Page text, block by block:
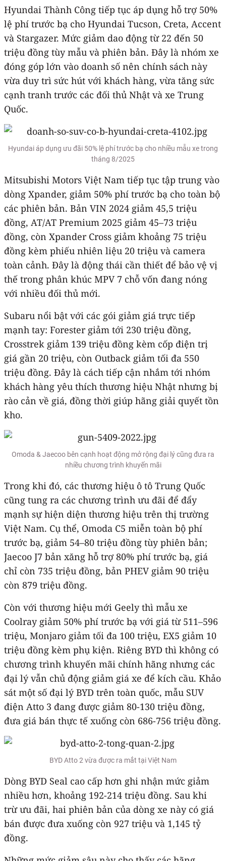
Hyundai Thành Công tiếp tục áp dụng hỗ trợ 50%
lệ phí trước bạ cho Hyundai Tucson, Creta, Accent
và Stargazer. Mức giảm dao động từ 22 đến 50
triệu đồng tùy mẫu và phiên bản. Đây là nhóm xe
đóng góp lớn vào doanh số nên chính sách này
vừa duy trì sức hút với khách hàng, vừa tăng sức
cạnh tranh trước các đối thủ Nhật và xe Trung
Quốc.
Hyundai áp dụng ưu đãi 50% lệ phí trước bạ cho nhiều mẫu xe trong
tháng 8/2025
Mitsubishi Motors Việt Nam tiếp tục tập trung vào
dòng Xpander, giảm 50% phí trước bạ cho toàn bộ
các phiên bản. Bản VIN 2024 giảm 45,5 triệu
đồng, AT/AT Premium 2025 giảm 45–73 triệu
đồng, còn Xpander Cross giảm khoảng 75 triệu
đồng kèm phiếu nhiên liệu 20 triệu và camera
toàn cảnh. Đây là động thái cần thiết để bảo vệ vị
thế trong phân khúc MPV 7 chỗ vốn đang nóng
với nhiều đối thủ mới.
Subaru nổi bật với các gói giảm giá trực tiếp
mạnh tay: Forester giảm tới 230 triệu đồng,
Crosstrek giảm 139 triệu đồng kèm cốp điện trị
giá gần 20 triệu, còn Outback giảm tối đa 550
triệu đồng. Đây là cách tiếp cận nhắm tới nhóm
khách hàng yêu thích thương hiệu Nhật nhưng bị
rào cản về giá, đồng thời giúp hãng giải quyết tồn
kho.
Omoda & Jaecoo bên cạnh hoạt động mở rộng đại lý cũng đưa ra
nhiều chương trình khuyến mãi
Trong khi đó, các thương hiệu ô tô Trung Quốc
cũng tung ra các chương trình ưu đãi để đẩy
mạnh sự hiện diện thương hiệu trên thị trường
Việt Nam. Cụ thể, Omoda C5 miễn toàn bộ phí
trước bạ, giảm 54–80 triệu đồng tùy phiên bản;
Jaecoo J7 bản xăng hỗ trợ 80% phí trước bạ, giá
chỉ còn 735 triệu đồng, bản PHEV giảm 90 triệu
còn 879 triệu đồng.
Còn với thương hiệu mới Geely thì mẫu xe
Coolray giảm 50% phí trước bạ với giá từ 511–596
triệu, Monjaro giảm tối đa 100 triệu, EX5 giảm 10
triệu đồng kèm phụ kiện. Riêng BYD thì không có
chương trình khuyến mãi chính hãng nhưng các
đại lý vẫn chủ động giảm giá xe để kích cầu. Khảo
sát một số đại lý BYD trên toàn quốc, mẫu SUV
điện Atto 3 đang được giảm 80-130 triệu đồng,
đưa giá bán thực tế xuống còn 686-756 triệu đồng.
BYD Atto 2 vừa được ra mắt tại Việt Nam
Dòng BYD Seal cao cấp hơn ghi nhận mức giảm
nhiều hơn, khoảng 192-214 triệu đồng. Sau khi
trừ ưu đãi, hai phiên bản của dòng xe này có giá
bán được đưa xuống còn 927 triệu và 1,145 tỷ
đồng.